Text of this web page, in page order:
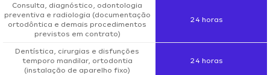
Consulta, diagnóstico, odontologia
preventiva e radiologia (documentação
ortodôntica e demais procedimentos
previstos em contrato)
24 horas
Dentística, cirurgias e disfunções
temporo mandilar, ortodontia
(instalação de aparelho fixo)
24 horas